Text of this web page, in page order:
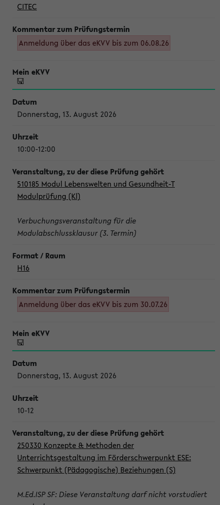
CITEC
Anmeldung über das eKVV bis zum 06.08.26
Donnerstag, 13. August 2026
10:00-12:00
510185 Modul Lebenswelten und Gesundheit-T
Modulprüfung (Kl)
Verbuchungsveranstaltung für die
Modulabschlussklausur (3. Termin)
H16
Anmeldung über das eKVV bis zum 30.07.26
Donnerstag, 13. August 2026
10-12
250330 Konzepte & Methoden der
Unterrichtsgestaltung im Förderschwerpunkt ESE:
Schwerpunkt (Pädagogische) Beziehungen (S)
M.Ed.ISP SF: Diese Veranstaltung darf nicht vorstudiert